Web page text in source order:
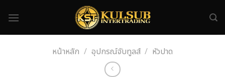
หน้าหลัก / อุปกรณ์จับทูลส์ / หัวปาด